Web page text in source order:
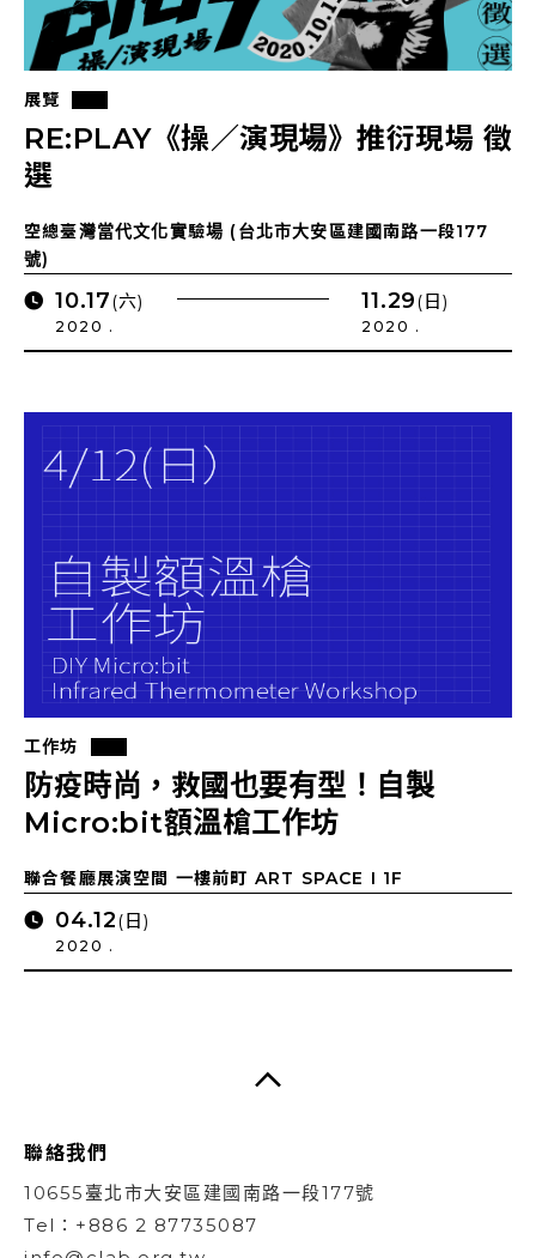
展覽
RE:PLAY《操／演現場》推衍現場 徵
選
空總臺灣當代文化實驗場 (台北市大安區建國南路一段177
號)
10.17(六)
2020 .
11.29(日)
2020 .
工作坊
防疫時尚，救國也要有型！自製
Micro:bit額溫槍工作坊
聯合餐廳展演空間 一樓前町 ART SPACE I 1F
04.12(日)
2020 .
聯絡我們
10655臺北市大安區建國南路一段177號
Tel：+886 2 87735087